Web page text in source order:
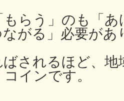
もらう」のも「
がる」必要があ
されるほど、地
インです。
渋谷区
八女